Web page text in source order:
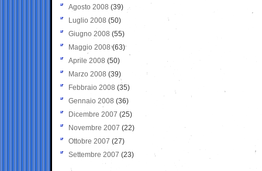
Agosto 2008 (39)
Luglio 2008 (50)
Giugno 2008 (55)
Maggio 2008(63)
Aprile 2008 (50)
Marzo 2008 (39)
Febbraio 2008 (35)
Gennaio 2008 (36)
Dicembre 2007 (25)
Novembre 2007 (22)
Ottobre 2007 (27)
Settembre 2007 (23)